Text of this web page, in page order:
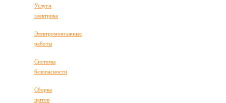
Услуги
электрика
Электромонтажные
работы
Системы
безопасности
Сборка
щитов